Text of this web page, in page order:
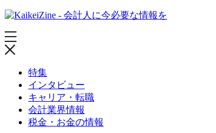
特集
インタビュー
キャリア・転職
会計業界情報
税金・お金の情報